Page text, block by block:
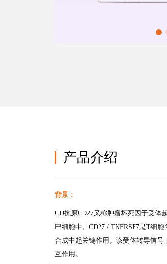
产品介绍
背景：
CD抗原CD27又称肿瘤坏死因子受体
巴细胞中。CD27 / TNFRSF7是T细
合成中起关键作用。该受体转导信号
互作用。